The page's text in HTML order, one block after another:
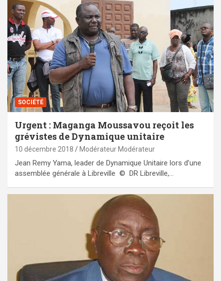
SOCIÉTÉ
Urgent : Maganga Moussavou reçoit les
grévistes de Dynamique unitaire
10 décembre 2018 Modérateur Modérateur
Jean Remy Yama, leader de Dynamique Unitaire lors d’une
assemblée générale à Libreville © DR Libreville,…